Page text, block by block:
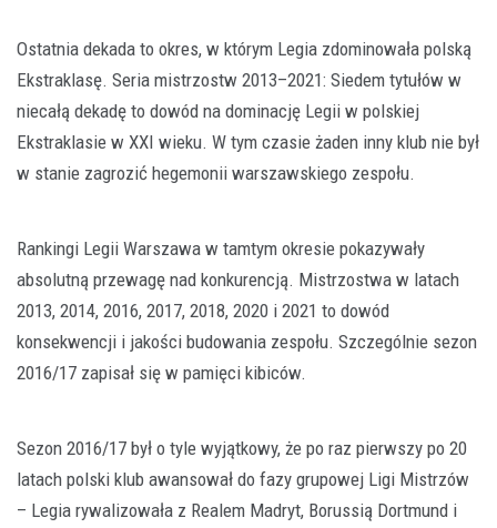
Ostatnia dekada to okres, w którym Legia zdominowała polską
Ekstraklasę. Seria mistrzostw 2013–2021: Siedem tytułów w
niecałą dekadę to dowód na dominację Legii w polskiej
Ekstraklasie w XXI wieku. W tym czasie żaden inny klub nie był
w stanie zagrozić hegemonii warszawskiego zespołu.
Rankingi Legii Warszawa w tamtym okresie pokazywały
absolutną przewagę nad konkurencją. Mistrzostwa w latach
2013, 2014, 2016, 2017, 2018, 2020 i 2021 to dowód
konsekwencji i jakości budowania zespołu. Szczególnie sezon
2016/17 zapisał się w pamięci kibiców.
Sezon 2016/17 był o tyle wyjątkowy, że po raz pierwszy po 20
latach polski klub awansował do fazy grupowej Ligi Mistrzów
– Legia rywalizowała z Realem Madryt, Borussią Dortmund i